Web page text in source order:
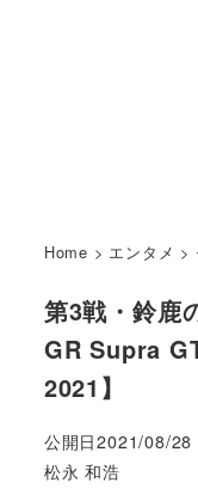
Home > エンタメ >
第3戦・鈴鹿
GR Supra
2021】
公開日2021/08/28
著
松永 和浩